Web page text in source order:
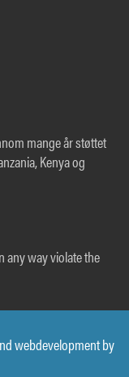
mange år støttet
Kenya og
any way violate the
webdevelopment by